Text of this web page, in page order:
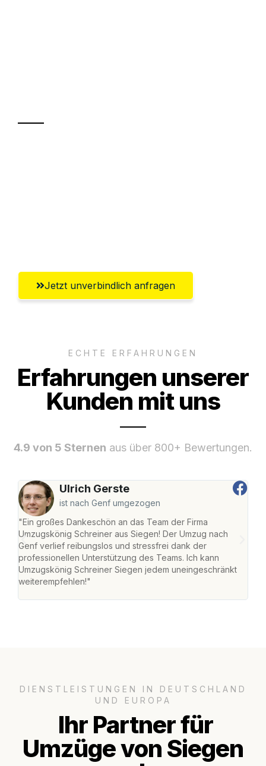
Jetzt unverbindlich anfragen
ECHTE ERFAHRUNGEN
Erfahrungen unserer
Kunden mit uns
4.9 von 5 Sternen aus über 800+ Bewertungen.
Ulrich Gerste
ist nach Genf umgezogen
"Ein großes Dankeschön an das Team der Firma
Umzugskönig Schreiner aus Siegen! Der Umzug nach
Genf verlief reibungslos und stressfrei dank der
professionellen Unterstützung des Teams. Ich kann
Umzugskönig Schreiner Siegen jedem uneingeschränkt
weiterempfehlen!"
DIENSTLEISTUNGEN IN DEUTSCHLAND
UND EUROPA
Ihr Partner für
Umzüge von Siegen